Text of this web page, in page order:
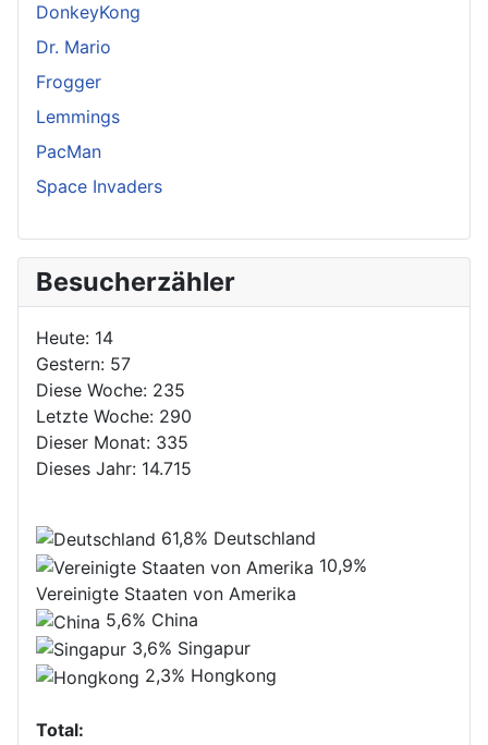
DonkeyKong
Dr. Mario
Frogger
Lemmings
PacMan
Space Invaders
Besucherzähler
Heute: 14
Gestern: 57
Diese Woche: 235
Letzte Woche: 290
Dieser Monat: 335
Dieses Jahr: 14.715
61,8% Deutschland
10,9%
Vereinigte Staaten von Amerika
5,6% China
3,6% Singapur
2,3% Hongkong
Total: